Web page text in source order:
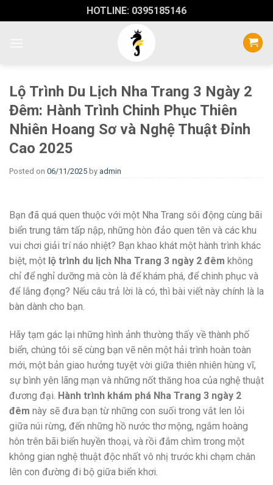
to
HOTLINE: 0395185146
Lộ Trình Du Lịch Nha Trang 3 Ngày 2
Đêm: Hành Trình Chinh Phục Thiên
Nhiên Hoang Sơ và Nghệ Thuật Đỉnh
Cao 2025
Posted on 06/11/2025 by admin
Bạn đã quá quen thuộc với một Nha Trang sôi động cùng bãi
biển trung tâm tấp nập, những hòn đảo quen tên và các khu
vui chơi giải trí náo nhiệt? Bạn khao khát một hành trình khác
biệt, một lộ trình du lịch Nha Trang 3 ngày 2 đêm không
chỉ để nghỉ dưỡng mà còn là để khám phá, để chinh phục và
để lắng đọng? Nếu câu trả lời là có, thì bài viết này chính là la
bàn dành cho bạn.
Hãy tạm gác lại những hình ảnh thường thấy về thành phố
biển, chúng tôi sẽ cùng bạn vẽ nên một hải trình hoàn toàn
mới, một bản giao hưởng tuyệt vời giữa thiên nhiên hùng vĩ,
sự bình yên lãng mạn và những nốt thăng hoa của nghệ thuật
đương đại. Hành trình khám phá Nha Trang 3 ngày 2
đêm này sẽ đưa bạn từ những con suối trong vắt len lỏi
giữa núi rừng, đến những hồ nước thơ mộng, ngắm hoàng
hôn trên bãi biển huyền thoại, và rồi đắm chìm trong một
không gian nghệ thuật độc nhất vô nhị trước khi chạm chân
lên con đường đi bộ giữa biển khơi.